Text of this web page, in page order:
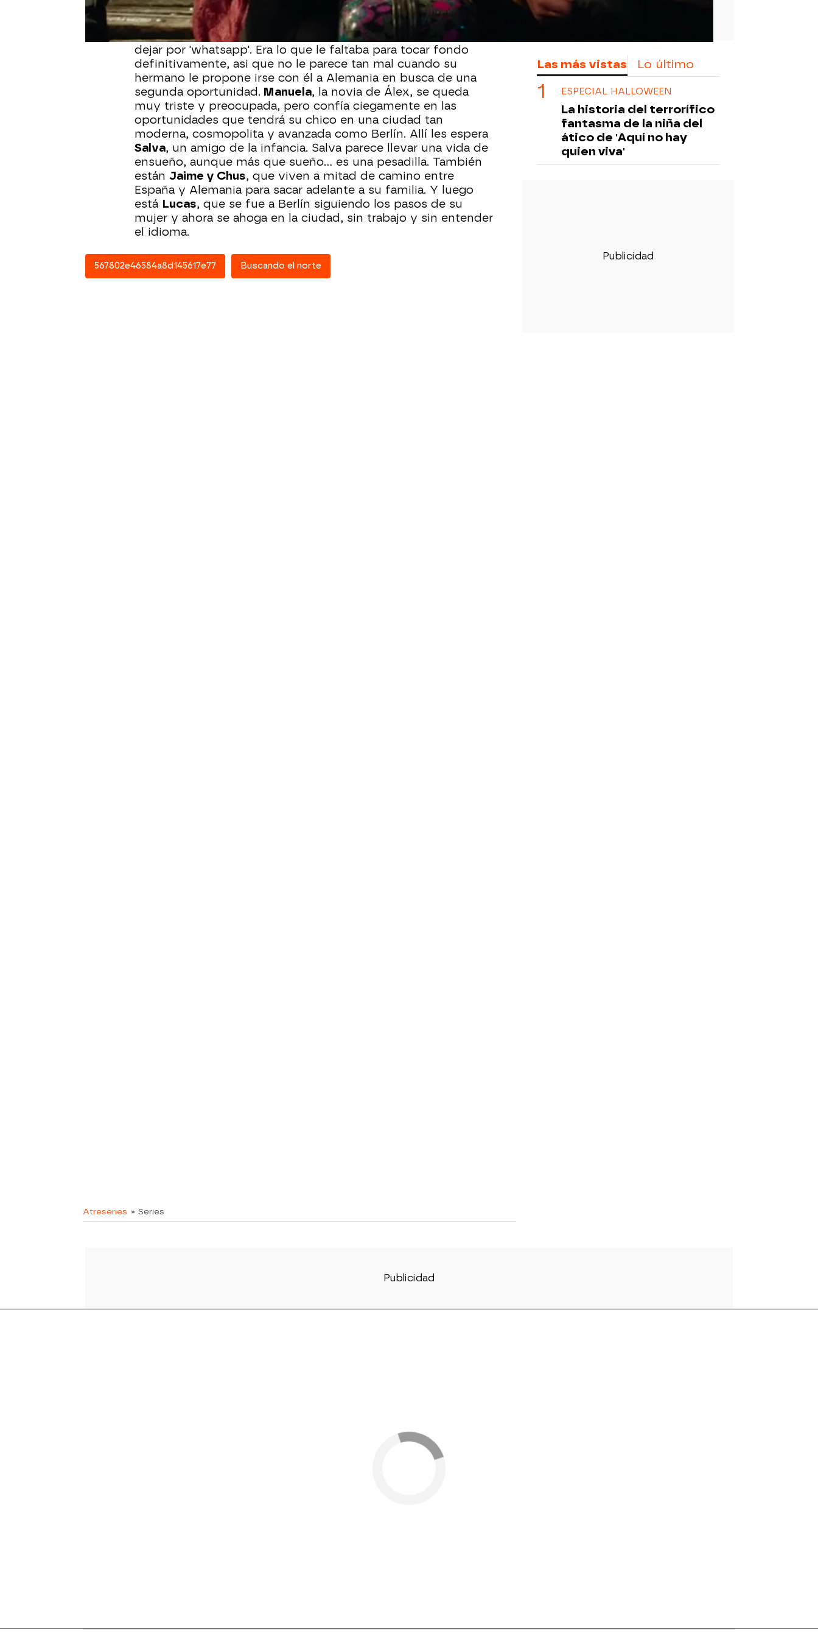
casarse, pero sin ningún futuro prometedor que valga. Asi que
Álex se va a Berlín, a buscarse la vida como miles de
españoles en los últimos años. La novia de
dejar por 'whatsapp'. Era lo que le faltaba para tocar fondo
definitivamente, asi que no le parece tan mal cuando su
hermano le propone irse con él a Alemania en busca de una
segunda oportunidad. Manuela, la novia de Álex, se queda
muy triste y preocupada, pero confía ciegamente en las
oportunidades que tendrá su chico en una ciudad tan
moderna, cosmopolita y avanzada como Berlín. Allí les espera
Salva, un amigo de la infancia. Salva parece llevar una vida de
ensueño, aunque más que sueño... es una pesadilla. También
están Jaime y Chus, que viven a mitad de camino entre
España y Alemania para sacar adelante a su familia. Y luego
está Lucas, que se fue a Berlín siguiendo los pasos de su
mujer y ahora se ahoga en la ciudad, sin trabajo y sin entender
el idioma.
567802e46584a8d145617e77 Buscando el norte
Atreseries » Series
Las más vistas Lo último
ESPECIAL HALLOWEEN
La historia del terrorífico
fantasma de la niña del
ático de 'Aquí no hay
quien viva'